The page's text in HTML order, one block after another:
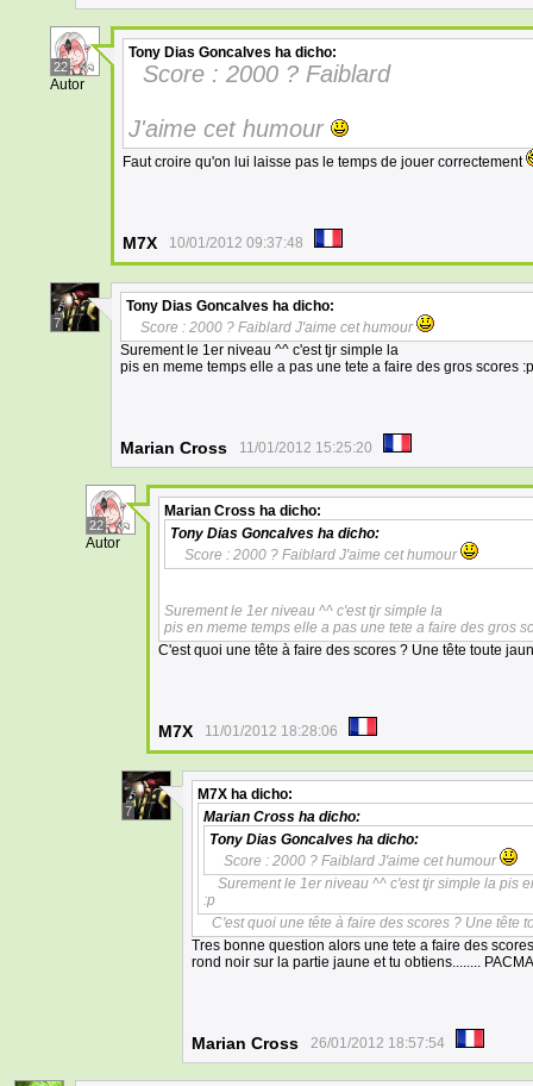
22
Autor
Tony Dias Goncalves ha dicho:
Score : 2000 ? Faiblard
J'aime cet humour
Faut croire qu'on lui laisse pas le temps de jouer correctement
M7X 10/01/2012 09:37:48
7
Tony Dias Goncalves ha dicho:
Score : 2000 ? Faiblard J'aime cet humour
Surement le 1er niveau ^^ c'est tjr simple la
pis en meme temps elle a pas une tete a faire des gros scores :p
Marian Cross 11/01/2012 15:25:20
22
Autor
Marian Cross ha dicho:
Tony Dias Goncalves ha dicho:
Score : 2000 ? Faiblard J'aime cet humour
Surement le 1er niveau ^^ c'est tjr simple la
pis en meme temps elle a pas une tete a faire des gros
C'est quoi une tête à faire des scores ? Une tête toute
M7X 11/01/2012 18:28:06
7
M7X ha dicho:
Marian Cross ha dicho:
Tony Dias Goncalves ha dicho:
Score : 2000 ? Faiblard J'aime cet humour
Surement le 1er niveau ^^ c'est tjr simple la pis
:p
C'est quoi une tête à faire des scores ? Une tête
Tres bonne question alors une tete a faire des
rond noir sur la partie jaune et tu obtiens........
Marian Cross 26/01/2012 18:57:54